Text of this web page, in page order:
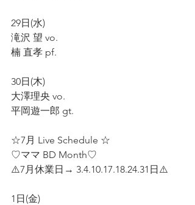
29日(水)
滝沢 望 vo.
楠 直孝 pf.
30日(木)
大澤理央 vo.
平岡遊一郎 gt.
☆7月 Live Schedule ☆
♡ママ BD Month♡
⚠️7月休業日→ 3.4.10.17.18.24.31日⚠️
1日(金)